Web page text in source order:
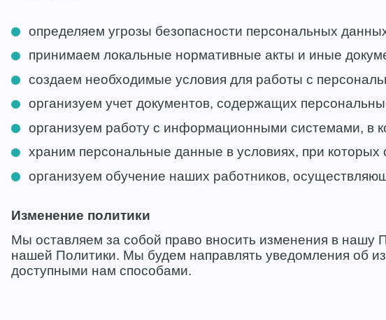
определяем угрозы безопасности персональных
принимаем локальные нормативные акты и иные
создаем необходимые условия для работы с
организуем учет документов, содержащих
организуем работу с информационными системами, в
храним персональные данные в условиях, при которых
организуем обучение наших работников,
Изменение политики
Мы оставляем за собой право вносить изменения в нашу
нашей Политики. Мы будем направлять уведомления об
доступными нам способами.